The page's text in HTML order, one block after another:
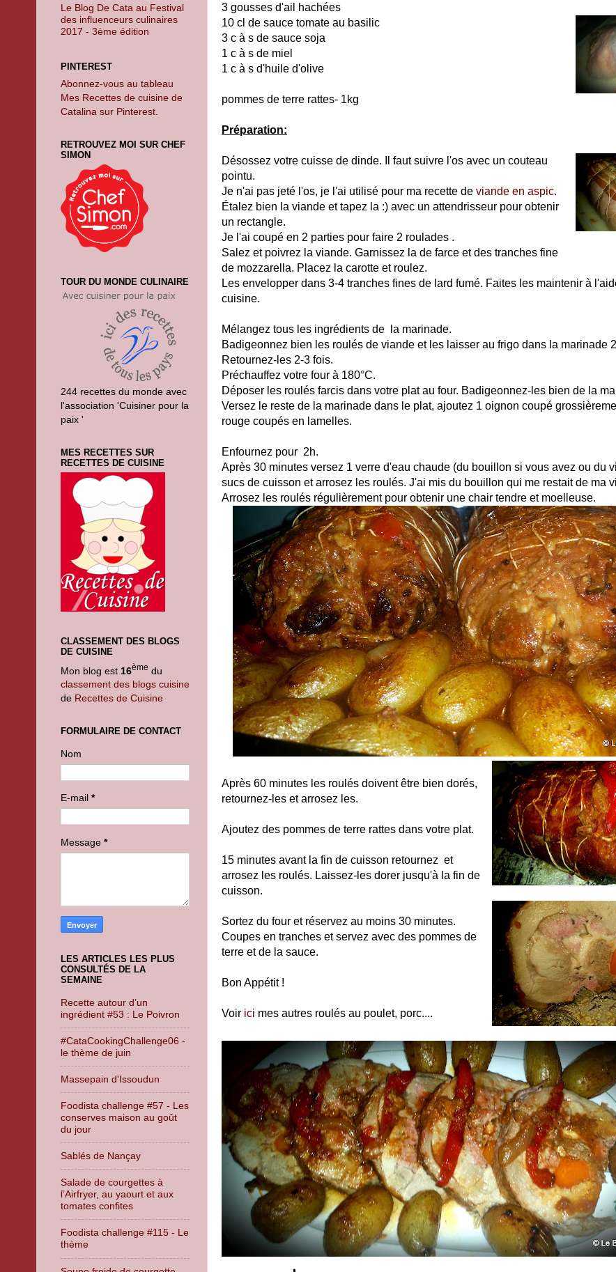
3 gousses d'ail hachées
10 cl de sauce tomate au basilic
3 c à s de sauce soja
1 c à s de miel
1 c à s d'huile d'olive
pommes de terre rattes- 1kg
Préparation:
Désossez votre cuisse de dinde. Il faut suivre l'os avec un couteau
pointu.
Je n'ai pas jeté l'os, je l'ai utilisé pour ma recette de viande en aspic.
Étalez bien la viande et tapez la :) avec un attendrisseur pour obtenir
un rectangle.
Je l'ai coupé en 2 parties pour faire 2 roulades .
Salez et poivrez la viande. Garnissez la de farce et des tranches fine
de mozzarella. Placez la carotte et roulez.
Les envelopper dans 3-4 tranches fines de lard fumé. Faites les maintenir à
cuisine.
Mélangez tous les ingrédients de la marinade.
Badigeonnez bien les roulés de viande et les laisser au frigo dans la marinade
Retournez-les 2-3 fois.
Préchauffez votre four à 180°C.
Déposer les roulés farcis dans votre plat au four. Badigeonnez-les bien de la
Versez le reste de la marinade dans le plat, ajoutez 1 oignon coupé
rouge coupés en lamelles.
Enfournez pour 2h.
Après 30 minutes versez 1 verre d'eau chaude (du bouillon si vous avez ou du
sucs de cuisson et arrosez les roulés. J'ai mis du bouillon qui me restait de ma
Arrosez les roulés régulièrement pour obtenir une chair tendre et moelleuse.
Après 60 minutes les roulés doivent être bien dorés,
retournez-les et arrosez les.
Ajoutez des pommes de terre rattes dans votre plat.
15 minutes avant la fin de cuisson retournez et
arrosez les roulés. Laissez-les dorer jusqu'à la fin de
cuisson.
Sortez du four et réservez au moins 30 minutes.
Coupes en tranches et servez avec des pommes de
terre et de la sauce.
Bon Appétit !
Voir ici mes autres roulés au poulet, porc....
Le Blog De Cata au Festival
des influenceurs culinaires
2017 - 3ème édition
PINTEREST
Abonnez-vous au tableau
Mes Recettes de cuisine de
Catalina sur Pinterest.
RETROUVEZ MOI SUR CHEF
SIMON
TOUR DU MONDE CULINAIRE
244 recettes du monde avec
l'association 'Cuisiner pour la
paix '
MES RECETTES SUR
RECETTES DE CUISINE
CLASSEMENT DES BLOGS
DE CUISINE
Mon blog est 16ème du
classement des blogs cuisine
de Recettes de Cuisine
FORMULAIRE DE CONTACT
Nom
E-mail *
Message *
LES ARTICLES LES PLUS
CONSULTÉS DE LA
SEMAINE
Recette autour d’un
ingrédient #53 : Le Poivron
#CataCookingChallenge06 -
le thème de juin
Massepain d'Issoudun
Foodista challenge #57 - Les
conserves maison au goût
du jour
Sablés de Nançay
Salade de courgettes à
l’Airfryer, au yaourt et aux
tomates confites
Foodista challenge #115 - Le
thème